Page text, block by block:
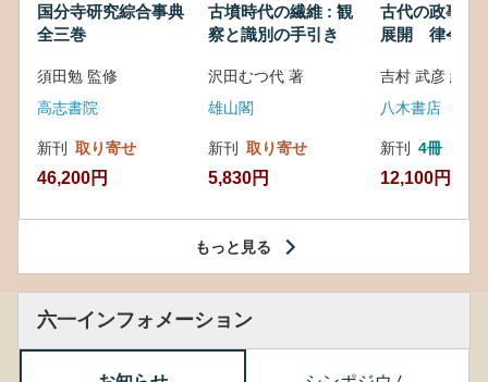
国分寺研究綜合事典
全三巻
須田勉 監修
高志書院
新刊 取り寄せ
46,200円
古墳時代の繊維 : 観
察と識別の手引き
沢田むつ代 著
雄山閣
新刊 取り寄せ
5,830円
古代の政事と
展開 律令・
吉村 武彦 編集
八木書店
新刊 4冊
12,100円
もっと見る
六一インフォメーション